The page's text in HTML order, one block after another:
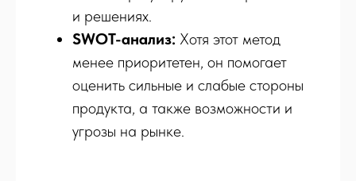
и решениях.
SWOT-анализ: Хотя этот метод
менее приоритетен, он помогает
оценить сильные и слабые стороны
продукта, а также возможности и
угрозы на рынке.